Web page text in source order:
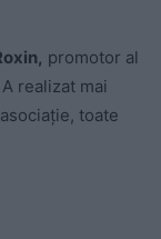
promotor al
realizat mai
toate